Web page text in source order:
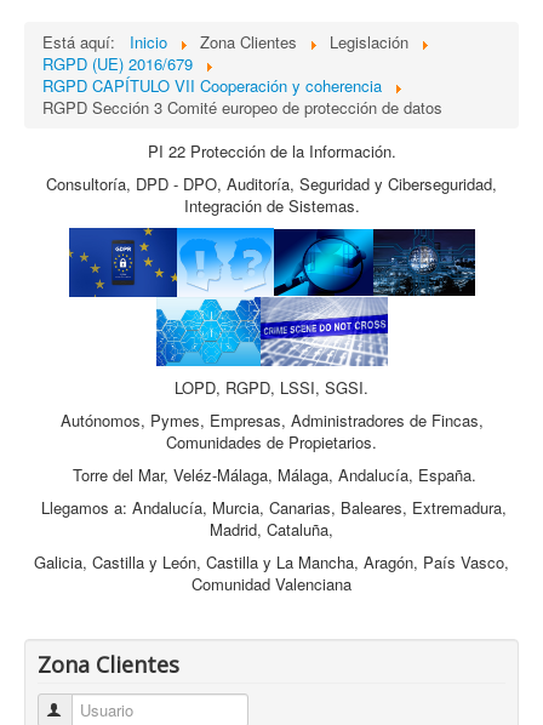
Está aquí: Inicio Zona Clientes
Legislación
RGPD (UE) 2016/679
RGPD CAPÍTULO VII Cooperación y coherencia
RGPD Sección 3 Comité europeo de protección de datos
PI 22 Protección de la Información.
Consultoría, DPD - DPO, Auditoría, Seguridad y Ciberseguridad,
Integración de Sistemas.
LOPD, RGPD, LSSI, SGSI.
Autónomos, Pymes, Empresas, Administradores de Fincas,
Comunidades de Propietarios.
Torre del Mar, Veléz-Málaga, Málaga, Andalucía, España.
Llegamos a: Andalucía, Murcia, Canarias, Baleares, Extremadura,
Madrid, Cataluña,
Galicia, Castilla y León, Castilla y La Mancha, Aragón, País Vasco,
Comunidad Valenciana
Zona Clientes
Usuario